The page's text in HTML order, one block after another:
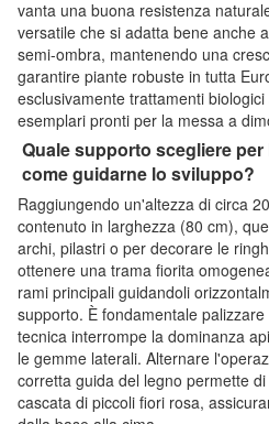
vanta una buona resistenza
versatile che si adatta bene anche
semi-ombra, mantenendo una
garantire piante robuste in tutta
esclusivamente trattamenti
esemplari pronti per la messa a
Quale supporto scegliere
come guidarne lo sviluppo?
Raggiungendo un'altezza di circa
contenuto in larghezza (80 cm),
archi, pilastri o per decorare le
ottenere una trama fiorita
rami principali guidandoli
supporto. È fondamentale
tecnica interrompe la dominanza
le gemme laterali. Alternare
corretta guida del legno permette
cascata di piccoli fiori rosa,